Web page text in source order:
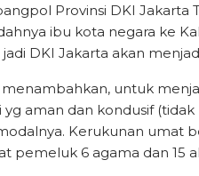
Provinsi DKI
ibu kota negara ke
jadi DKI Jakarta akan
untuk
yg aman dan kondusif
Kerukunan umat
pemeluk 6 agama dan 15